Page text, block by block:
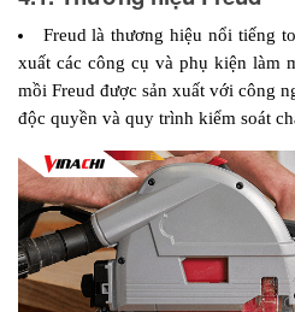
Freud là thương hiệu nổi tiếng
xuất các công cụ và phụ kiện làm
mồi Freud được sản xuất với công
độc quyền và quy trình kiểm soát